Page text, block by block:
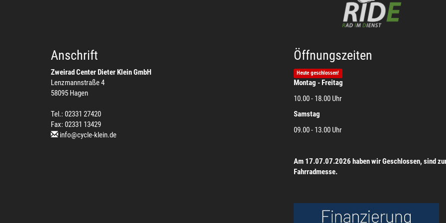
Anschrift
Zweirad Center Dieter Klein GmbH
Lenzmannstraße 4
58095 Hagen
Tel.: 02331 27420
Fax: 02331 13429
info@cycle-klein.de
Öffnungszeiten
Heute geschlossen!
Montag - Freitag
10.00 - 18.00 Uhr
Samstag
09.00 - 13.00 Uhr
Am 17.07.07.2026 haben wir Geschlossen, sind
Fahrradmesse.